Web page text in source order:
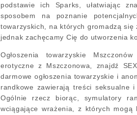
podstawie ich Sparks, ułatwiając
sposobem na poznanie
towarzyskich, na których gromadzą się
jednak zachęcamy Cię do utworzenia
Ogłoszenia towarzyskie
erotyczne z Mszczonowa, znajdź
darmowe ogłoszenia towarzyskie i
randkowe zawierają treści seksualne
Ogólnie rzecz biorąc, symulatory
wciągające wrażenia, z których